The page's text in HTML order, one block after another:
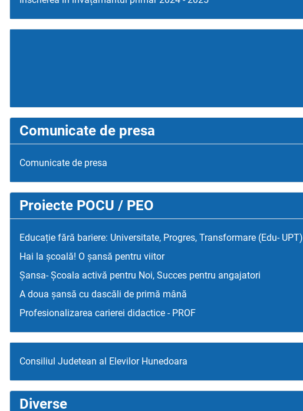
Comunicate de presa
Comunicate de presa
Proiecte POCU / PEO
Educație fără bariere: Universitate, Progres, Transformare (Edu- UPT)
Hai la școală! O șansă pentru viitor
Șansa- Școala activă pentru Noi, Succes pentru angajatori
A doua șansă cu dascăli de primă mână
Profesionalizarea carierei didactice - PROF
Consiliul Judetean al Elevilor Hunedoara
Diverse